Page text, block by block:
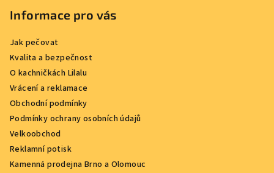
Informace pro vás
Jak pečovat
Kvalita a bezpečnost
O kachničkách Lilalu
Vrácení a reklamace
Obchodní podmínky
Podmínky ochrany osobních údajů
Velkoobchod
Reklamní potisk
Kamenná prodejna Brno a Olomouc